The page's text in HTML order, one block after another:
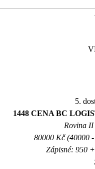
5.
1448 CENA BC
Rovina II
80000 Kč (40000
Zápisné: 950